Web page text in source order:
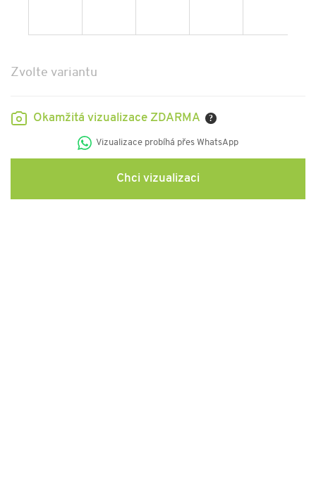
Zvolte variantu
Okamžitá vizualizace ZDARMA ?
Vizualizace probíhá přes WhatsApp
Chci vizualizaci